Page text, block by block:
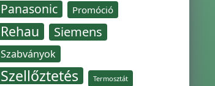
Panasonic Promóció
Rehau Siemens
Szabványok
Szellőztetés Termosztát